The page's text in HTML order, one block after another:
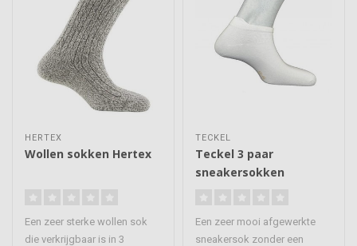
HERTEX
Wollen sokken Hertex
Een zeer sterke wollen sok
die verkrijgbaar is in 3
TECKEL
Teckel 3 paar
sneakersokken
Een zeer mooi afgewerkte
sneakersok zonder een